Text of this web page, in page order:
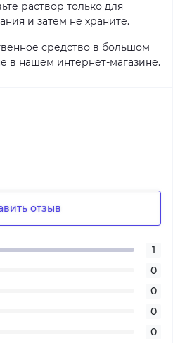
раствор только для
и затем не храните.
средство в большом
в нашем интернет-магазине.
отзыв
1
0
0
0
0